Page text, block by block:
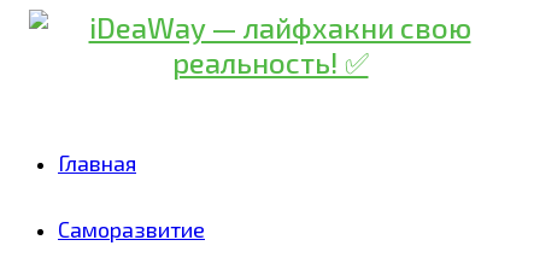
Главная
Саморазвитие